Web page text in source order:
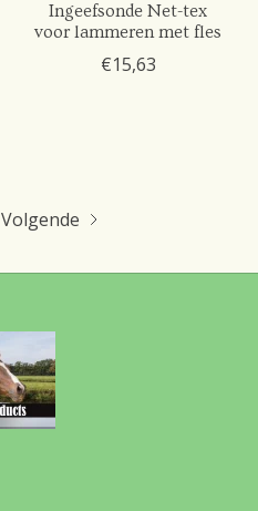
Ingeefsonde Net-tex
voor lammeren met fles
€15,63
Volgende